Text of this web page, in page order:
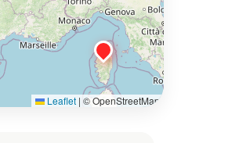
Leaflet | © OpenStreetMap